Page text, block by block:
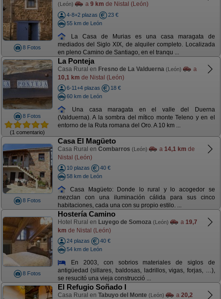
8 Fotos
(León) a 9 km de Nistal (León)
4-8+2 plazas
23 €
55 km de León
La Casa de Murias es una casa maragata de
mediados del Siglo XIX, de alquiler completo. Localizada
en pleno Camino de Santiago, en el tranqu ...
8 Fotos
(1 comentario)
La Ponteja
Casa Rural en Fresno de La Valduerna (León)
a
10,1 km de Nistal (León)
6-11+4 plazas
18 €
60 km de León
Una casa maragata en el valle del Duerna
(Valduerna). A la sombra del mítico monte Teleno y en el
entorno de la Ruta romana del Oro. A 10 km ...
8 Fotos
Casa El Magüeto
Casa Rural en Combarros (León) a 14,1 km de
Nistal (León)
10 plazas
40 €
58 km de León
Casa Magüeto: Donde lo rural y lo acogedor se
mezclan con una iluminación cálida para sus cinco
habitaciones, cada una con su propio estilo. ...
8 Fotos
Hostería Camino
Hotel Rural en Luyego de Somoza (León) a 19,7
km de Nistal (León)
24 plazas
40 €
54 km de León
En 2003, con sobrios materiales de siglos de
antigüedad (sillares, baldosas, ladrillos, vigas, forjas, …),
se resucitó una vieja construcció ...
El Refugio Soñado I
Casa Rural en Tabuyo del Monte (León) a 20,2